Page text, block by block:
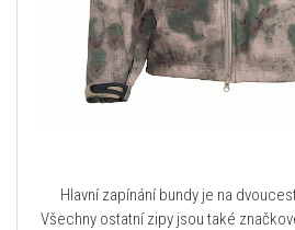
Hlavní zapínání bundy je na
Všechny ostatní zipy jsou také